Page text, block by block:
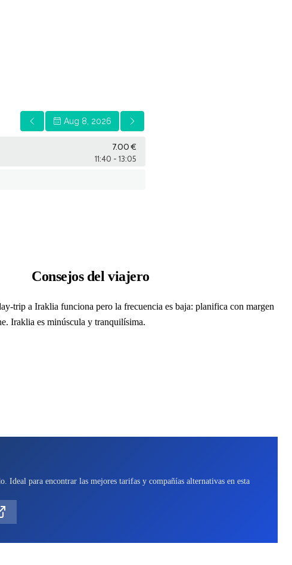
Consejos del viajero
trip a Iraklia funciona pero la frecuencia es baja: planifica con margen
Iraklia es minúscula y tranquilísima.
Ideal para encontrar las mejores tarifas y compañías alternativas en esta